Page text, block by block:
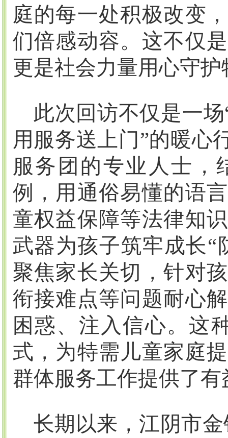
庭的每一处积极改变
们倍感动容。这不仅
更是社会力量用心守
此次回访不仅是一场
用服务送上门”的暖心
服务团的专业人士，
例，用通俗易懂的语
童权益保障等法律知
武器为孩子筑牢成长“
聚焦家长关切，针对
衔接难点等问题耐心
困惑、注入信心。这
式，为特需儿童家庭
群体服务工作提供了有
长期以来，江阴市